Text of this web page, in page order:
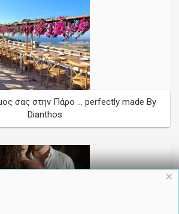
σας στην Πάρο ... perfectly made By
Dianthos
×